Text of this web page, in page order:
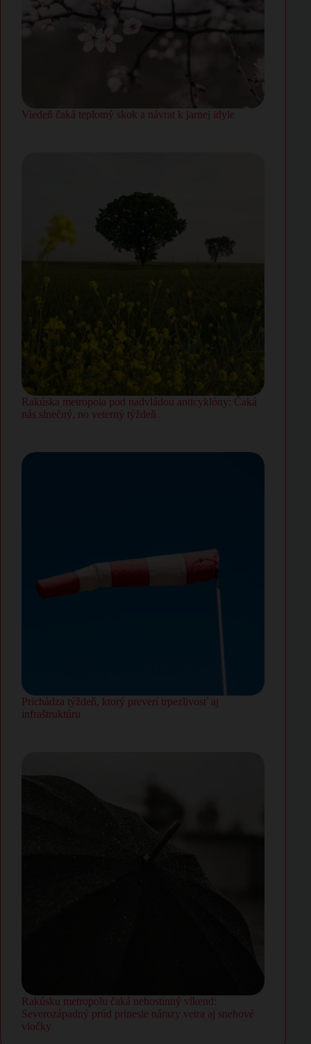
Viedeň čaká teplotný skok a návrat k jarnej idyle
Rakúska metropola pod nadvládou anticyklóny: Čaká
nás slnečný, no veterný týždeň
Prichádza týždeň, ktorý preverí trpezlivosť aj
infraštruktúru
Rakúsku metropolu čaká nehostinný víkend:
Severozápadný prúd prinesie nárazy vetra aj snehové
vločky